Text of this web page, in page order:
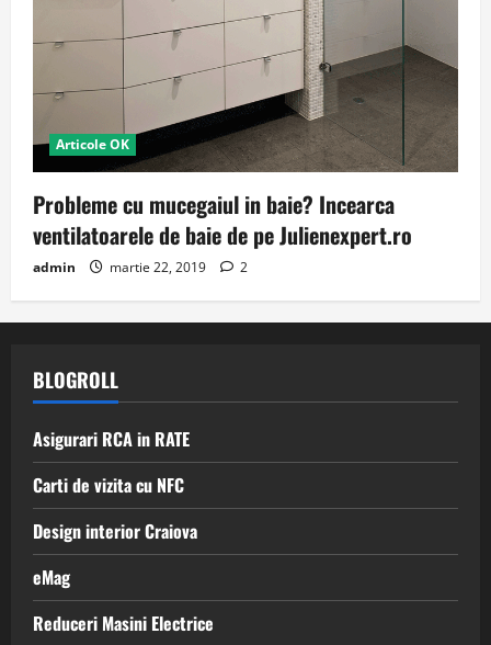
Articole OK
Probleme cu mucegaiul in baie? Incearca
ventilatoarele de baie de pe Julienexpert.ro
admin martie 22, 2019 2
BLOGROLL
Asigurari RCA in RATE
Carti de vizita cu NFC
Design interior Craiova
eMag
Reduceri Masini Electrice